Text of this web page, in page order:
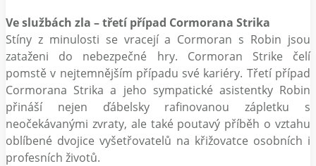
Ve službách zla – třetí případ Cormorana Strika
Stíny z minulosti se vracejí a Cormoran s Robin jsou
zataženi do nebezpečné hry. Cormoran Strike čelí
pomstě v nejtemnějším případu své kariéry. Třetí případ
Cormorana Strika a jeho sympatické asistentky Robin
přináší nejen ďábelsky rafinovanou zápletku s
neočekávanými zvraty, ale také poutavý příběh o vztahu
oblíbené dvojice vyšetřovatelů na křižovatce osobních i
profesních životů.